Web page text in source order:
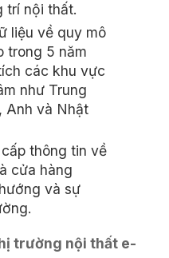
trí nội thất.
liệu về quy mô
trong 5 năm
các khu vực
như Trung
Anh và Nhật
thông tin về
cửa hàng
và sự
trường nội thất e-